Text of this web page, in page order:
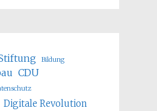
Bildung
CDU
Digitale Revolution